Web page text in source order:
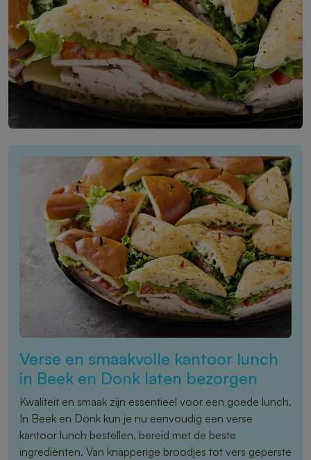
Verse en smaakvolle kantoor lunch
in Beek en Donk laten bezorgen
Kwaliteit en smaak zijn essentieel voor een goede lunch.
In Beek en Donk kun je nu eenvoudig een verse
kantoor lunch bestellen, bereid met de beste
ingrediënten. Van knapperige broodjes tot vers geperste